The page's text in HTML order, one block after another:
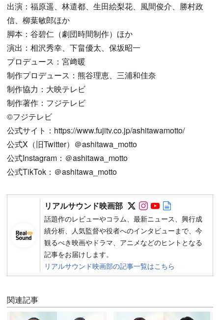
出演：福原遥、林遣都、生田絵梨花、風間俊介、勝村政
信、柳葉敏郎ほか
脚本：谷碧仁（劇団時間制作）ほか
演出：相沢秀幸、下畠優太、保坂昭一
プロデュース：宮﨑暖
制作プロデュース：熊谷理恵、三浦和佳奈
制作協力：大映テレビ
制作著作：フジテレビ
©︎フジテレビ
公式サイト：https://www.fujitv.co.jp/ashitawamotto/
公式X（旧Twitter）＠ashitawa_motto
公式Instagram：＠ashitawa_motto
公式TikTok：＠ashitawa_motto
リアルサウンド映画部 Follow on SNS
Follow on SNS
Follow on
話題作のレビューやコラム、最新ニュース、興行成
績分析、人気監督や役者へのインタビューまで、今
観るべき映画やドラマ、アニメなどのヒントとなる
記事をお届けします。
リアルサウンド映画部の記事一覧はこちら
関連記事